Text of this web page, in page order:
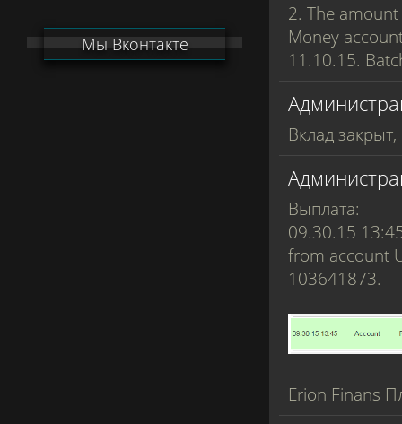
Мы Вконтакте
2. The
Money
11.10.15.
Вклад
Выплата:
09.30.15
from account
103641873.
Erion Finans